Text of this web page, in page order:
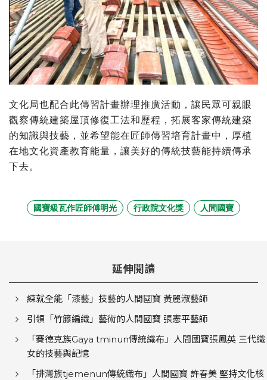
文化局也配合此傳習計畫辦理推廣活動，讓民眾可親眼
觀察傳統建築屋頂修復工法和歷程，拓展客家傳統建築
的知識與技藝，並希望能在匠師傳習培育計畫中，厚植
在地文化資產教育能量，讓美好的傳統技藝能持續傳承
下去。
國寶級瓦作匠師傅明光 行政院文化獎 人間國寶
延伸閱讀
練就全能「漆藝」技藝的人間國寶 黃麗淑藝師
引領「竹籐編織」藝術的人間國寶 張憲平藝師
「賽德克族Gaya tminun傳統織布」人間國寶張鳳英 三代織
女的技藝與記憶
「排灣族tjemenun傳統織布」人間國寶 許春美 堅持文化核